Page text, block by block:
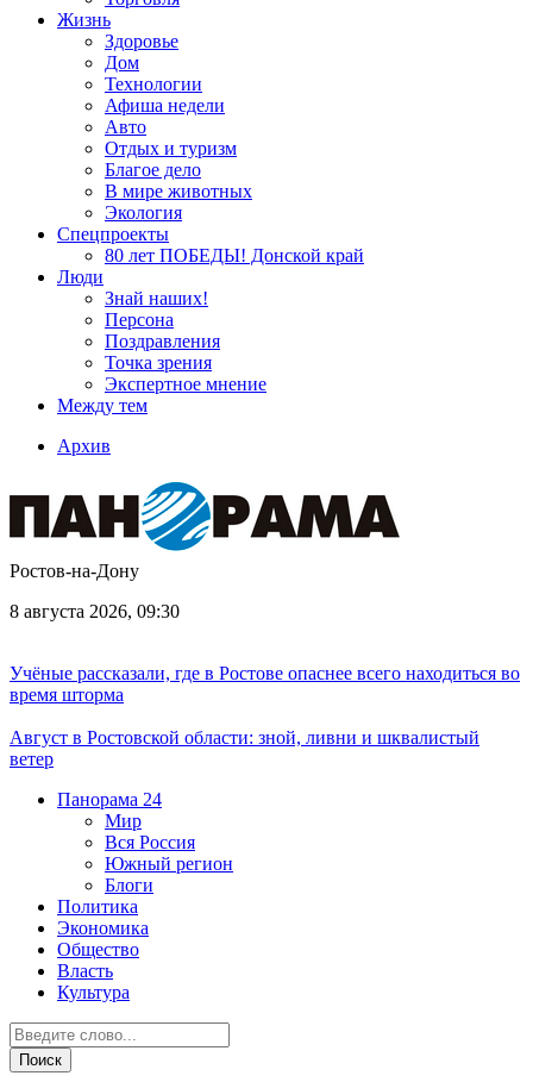
Жизнь
Здоровье
Дом
Технологии
Афиша недели
Авто
Отдых и туризм
Благое дело
В мире животных
Экология
Спецпроекты
80 лет ПОБЕДЫ! Донской край
Люди
Знай наших!
Персона
Поздравления
Точка зрения
Экспертное мнение
Между тем
Архив
Ростов-на-Дону
8 августа 2026, 09:30
Учёные рассказали, где в Ростове опаснее всего находиться во
время шторма
Август в Ростовской области: зной, ливни и шквалистый
ветер
Панорама 24
Мир
Вся Россия
Южный регион
Блоги
Политика
Экономика
Общество
Власть
Культура